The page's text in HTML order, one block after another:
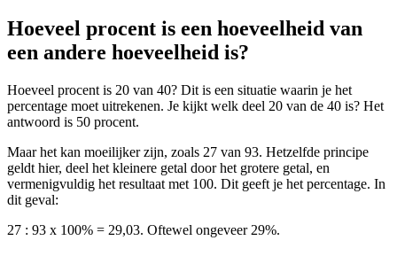
Hoeveel procent is een hoeveelheid van
een andere hoeveelheid is?
Hoeveel procent is 20 van 40? Dit is een situatie waarin je het
percentage moet uitrekenen. Je kijkt welk deel 20 van de 40 is? Het
antwoord is 50 procent.
Maar het kan moeilijker zijn, zoals 27 van 93. Hetzelfde principe
geldt hier, deel het kleinere getal door het grotere getal, en
vermenigvuldig het resultaat met 100. Dit geeft je het percentage. In
dit geval:
27 : 93 x 100% = 29,03. Oftewel ongeveer 29%.